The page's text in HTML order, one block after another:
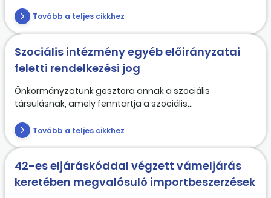
Tovább a teljes cikkhez
Szociális intézmény egyéb előirányzatai
feletti rendelkezési jog
Önkormányzatunk gesztora annak a szociális
társulásnak, amely fenntartja a szociális...
Tovább a teljes cikkhez
42-es eljáráskóddal végzett vámeljárás
keretében megvalósuló importbeszerzések